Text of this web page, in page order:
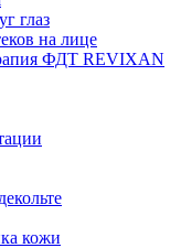
глаз
на лице
ФДТ REVIXAN
кожи